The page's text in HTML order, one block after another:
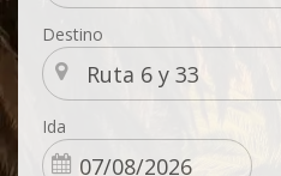
Destino
Ida